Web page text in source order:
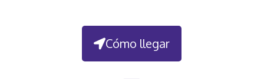
Cómo llegar